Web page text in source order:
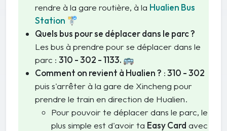
rendre à la gare routière, à la Hualien Bus
Station 🚏
Quels bus pour se déplacer dans le parc ?
Les bus à prendre pour se déplacer dans le
parc : 310 - 302 - 1133. 🚌
Comment on revient à Hualien ? :310 - 302
puis s'arrêter à la gare de Xincheng pour
prendre le train en direction de Hualien.
Pour pouvoir te déplacer dans le parc, le
plus simple est d'avoir ta Easy Card avec